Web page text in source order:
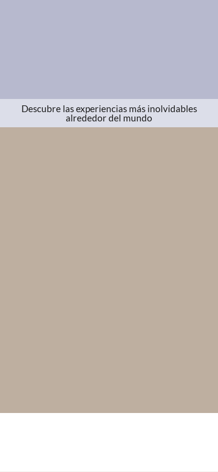
Descubre las experiencias más inolvidables
alrededor del mundo